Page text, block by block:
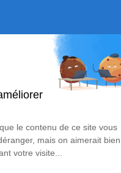
Fontaine
à honorer la mémoire
dans le respect de ses
voyage.